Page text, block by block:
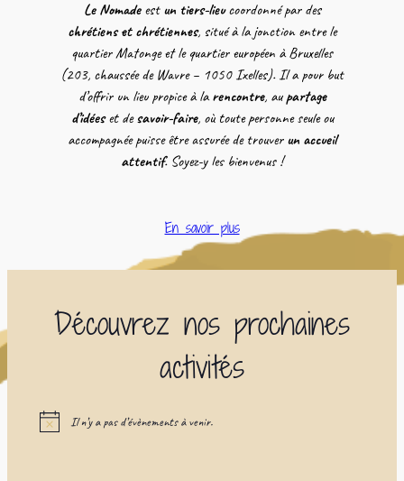
Le Nomadeestun tiers-lieucoordonné par des
chrétiens et chrétiennes, situé à la jonction entre le
quartier Matonge et le quartier européen à Bruxelles
(203, chaussée de Wavre – 1050 Ixelles). Il a pour but
d’offrir un lieu propice à larencontre, aupartage
d’idéeset desavoir-faire, où toute personne seule ou
accompagnée puisse être assurée de trouverun accueil
attentif. Soyez-y les bienvenus !
En savoir plus
Découvrez nos prochaines
activités
Notice Il n’y a pas d’évènements à venir.